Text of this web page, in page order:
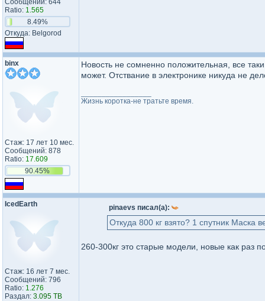
Сообщений: 644
Ratio: 1.565
8.49%
Откуда: Belgorod
binx
Стаж: 17 лет 10 мес.
Сообщений: 878
Ratio: 17.609
90.45%
Новость не сомненно положительная, все
может. Отствание в электронике никуда не
Жизнь коротка-не тратьте время.
IcedEarth
Стаж: 16 лет 7 мес.
Сообщений: 796
Ratio: 1.276
Раздал: 3.095 TB
pinaevs писал(а):
Откуда 800 кг взято? 1 спутник Маска
260-300кг это старые модели, новые как раз